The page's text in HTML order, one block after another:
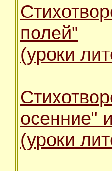
полей"
(уроки
осенние"
(уроки